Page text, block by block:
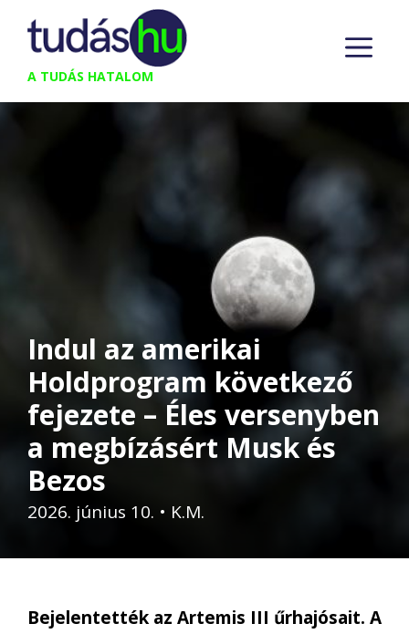
Kilépés
tartalomba
A TUDÁS HATALOM
Indul az amerikai
Holdprogram következő
fejezete – Éles versenyben
a megbízásért Musk és
Bezos
2026. június 10. • K.M.
Bejelentették az Artemis III űrhajósait. A